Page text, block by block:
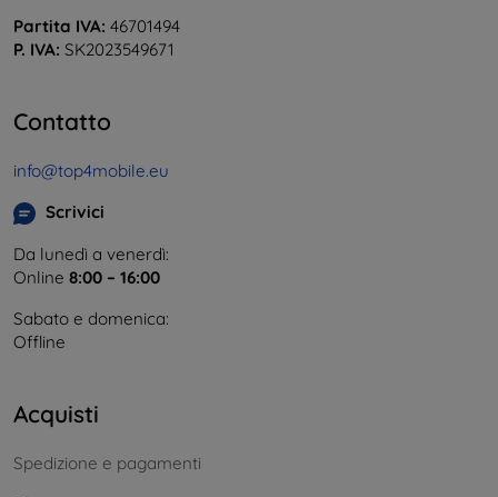
Partita IVA: 46701494
P. IVA: SK2023549671
Contatto
info@top4mobile.eu
Scrivici
Da lunedì a venerdì:
Online 8:00 – 16:00
Sabato e domenica:
Offline
Acquisti
Spedizione e pagamenti